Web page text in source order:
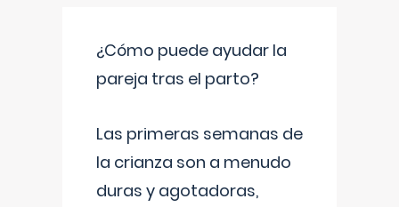
¿Cómo puede ayudar la
pareja tras el parto?
Las primeras semanas de
la crianza son a menudo
duras y agotadoras,